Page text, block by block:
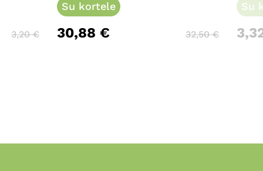
3,20€
Su kortele
30,88 € 32,50€
Su